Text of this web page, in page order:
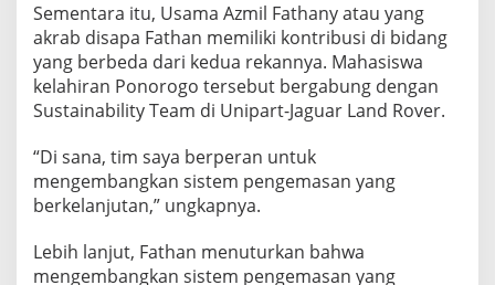
Sementara itu, Usama Azmil Fathany atau yang
akrab disapa Fathan memiliki kontribusi di bidang
yang berbeda dari kedua rekannya. Mahasiswa
kelahiran Ponorogo tersebut bergabung dengan
Sustainability Team di Unipart-Jaguar Land Rover.
“Di sana, tim saya berperan untuk
mengembangkan sistem pengemasan yang
berkelanjutan,” ungkapnya.
Lebih lanjut, Fathan menuturkan bahwa
mengembangkan sistem pengemasan yang